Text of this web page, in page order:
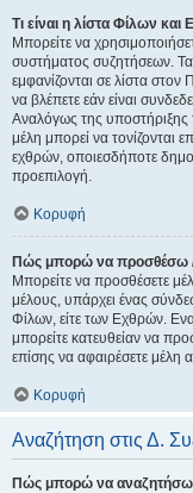
Τι είναι η λίστα Φίλων και
Μπορείτε να
συστήματος συζητήσεων.
εμφανίζονται σε λίστα
να βλέπετε εάν είναι
Αναλόγως της
μέλη μπορεί να τονίζονται
εχθρών, οποιεσδήποτε
προεπιλογή.
Κορυφή
Πώς μπορώ να προσθέσω /
Μπορείτε να προσθέσετε
μέλους, υπάρχει ένας
Φίλων, είτε των Εχθρών.
μπορείτε κατευθείαν να
επίσης να αφαιρέσετε μέλη
Κορυφή
Αναζήτηση στις Δ.
Πώς μπορώ να αναζητήσω